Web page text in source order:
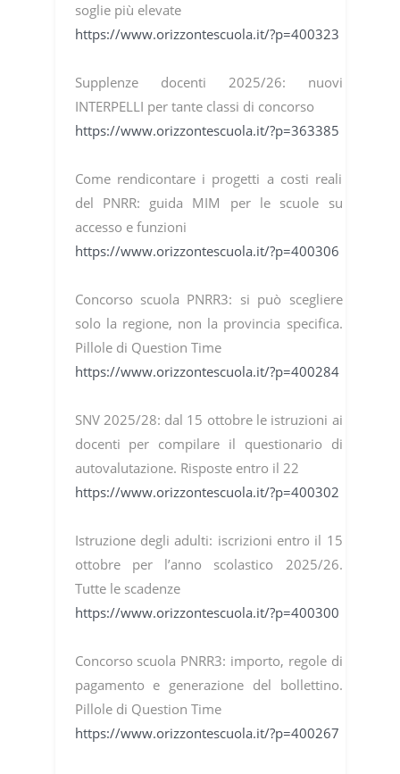
soglie più elevate
https://www.orizzontescuola.it/?p=400323
Supplenze docenti 2025/26: nuovi
INTERPELLI per tante classi di concorso
https://www.orizzontescuola.it/?p=363385
Come rendicontare i progetti a costi reali
del PNRR: guida MIM per le scuole su
accesso e funzioni
https://www.orizzontescuola.it/?p=400306
Concorso scuola PNRR3: si può scegliere
solo la regione, non la provincia specifica.
Pillole di Question Time
https://www.orizzontescuola.it/?p=400284
SNV 2025/28: dal 15 ottobre le istruzioni ai
docenti per compilare il questionario di
autovalutazione. Risposte entro il 22
https://www.orizzontescuola.it/?p=400302
Istruzione degli adulti: iscrizioni entro il 15
ottobre per l’anno scolastico 2025/26.
Tutte le scadenze
https://www.orizzontescuola.it/?p=400300
Concorso scuola PNRR3: importo, regole di
pagamento e generazione del bollettino.
Pillole di Question Time
https://www.orizzontescuola.it/?p=400267